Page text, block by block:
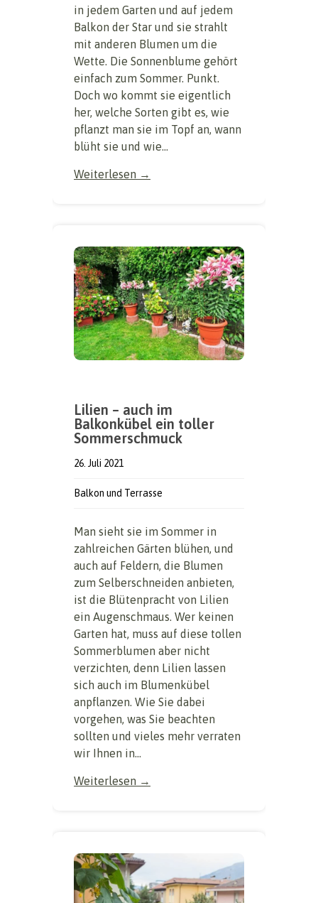
in jedem Garten und auf jedem
Balkon der Star und sie strahlt
mit anderen Blumen um die
Wette. Die Sonnenblume gehört
einfach zum Sommer. Punkt.
Doch wo kommt sie eigentlich
her, welche Sorten gibt es, wie
pflanzt man sie im Topf an, wann
blüht sie und wie...
Weiterlesen →
Lilien – auch im
Balkonkübel ein toller
Sommerschmuck
26. Juli 2021
Balkon und Terrasse
Man sieht sie im Sommer in
zahlreichen Gärten blühen, und
auch auf Feldern, die Blumen
zum Selberschneiden anbieten,
ist die Blütenpracht von Lilien
ein Augenschmaus. Wer keinen
Garten hat, muss auf diese tollen
Sommerblumen aber nicht
verzichten, denn Lilien lassen
sich auch im Blumenkübel
anpflanzen. Wie Sie dabei
vorgehen, was Sie beachten
sollten und vieles mehr verraten
wir Ihnen in...
Weiterlesen →